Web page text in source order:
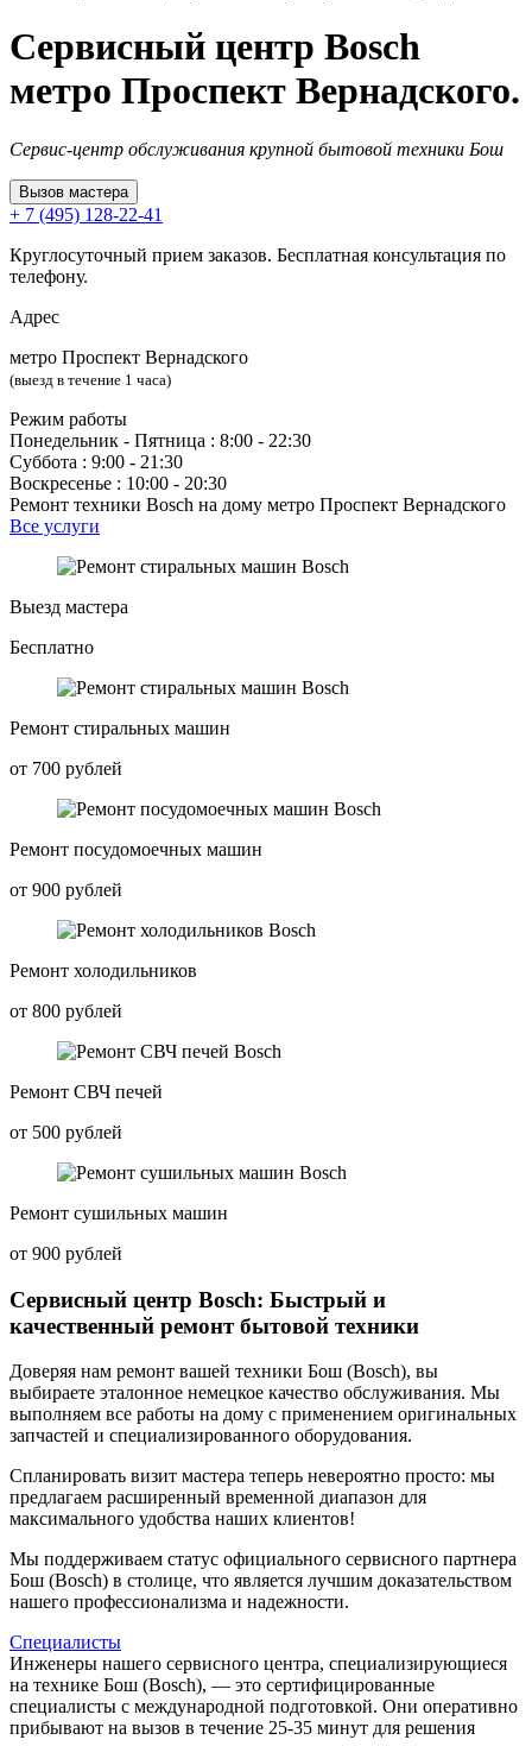
Сервисный центр Bosch
метро Проспект Вернадского.
Сервис-центр обслуживания крупной бытовой техники Бош
Вызов мастера
+ 7 (495) 128-22-41
Круглосуточный прием заказов. Бесплатная консультация по
телефону.
Адрес
метро Проспект Вернадского
(выезд в течение 1 часа)
Режим работы
Понедельник ‐ Пятница : 8:00 - 22:30
Суббота : 9:00 - 21:30
Воскресенье : 10:00 - 20:30
Ремонт техники Bosch на дому метро Проспект Вернадского
Все услуги
Выезд мастера
Бесплатно
Ремонт стиральных машин
от 700 рублей
Ремонт посудомоечных машин
от 900 рублей
Ремонт холодильников
от 800 рублей
Ремонт СВЧ печей
от 500 рублей
Ремонт сушильных машин
от 900 рублей
Сервисный центр Bosch: Быстрый и
качественный ремонт бытовой техники
Доверяя нам ремонт вашей техники Бош (Bosch), вы
выбираете эталонное немецкое качество обслуживания. Мы
выполняем все работы на дому с применением оригинальных
запчастей и специализированного оборудования.
Спланировать визит мастера теперь невероятно просто: мы
предлагаем расширенный временной диапазон для
максимального удобства наших клиентов!
Мы поддерживаем статус официального сервисного партнера
Бош (Bosch) в столице, что является лучшим доказательством
нашего профессионализма и надежности.
Специалисты
Инженеры нашего сервисного центра, специализирующиеся
на технике Бош (Bosch), — это сертифицированные
специалисты с международной подготовкой. Они оперативно
прибывают на вызов в течение 25-35 минут для решения